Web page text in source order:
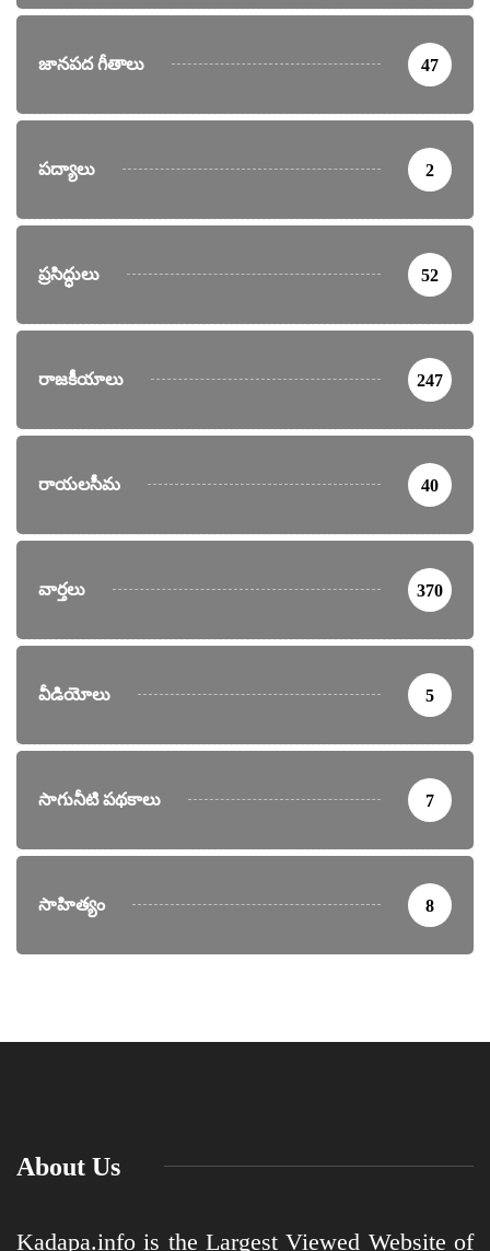
జానపద గీతాలు 47
పద్యాలు 2
ప్రసిద్ధులు 52
రాజకీయాలు 247
రాయలసీమ 40
వార్తలు 370
వీడియోలు 5
సాగునీటి పథకాలు 7
సాహిత్యం 8
About Us
Kadapa.info is the Largest Viewed Website of